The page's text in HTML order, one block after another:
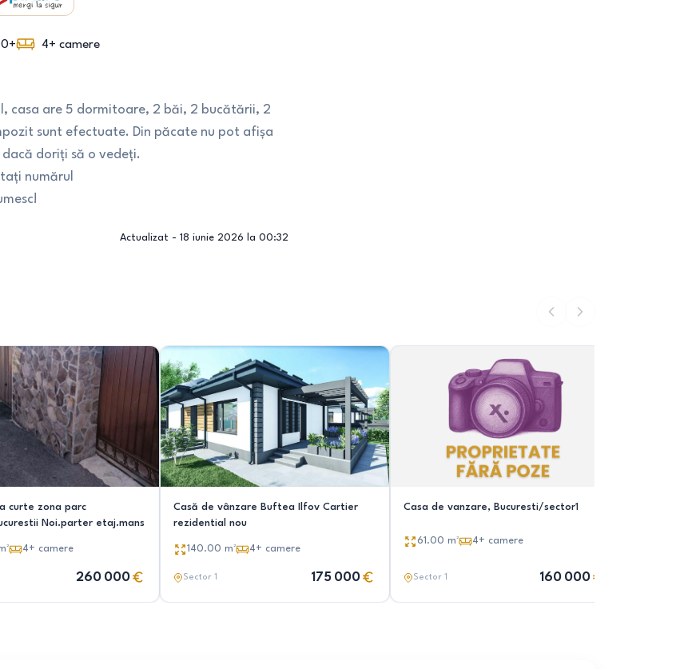
4+ camere
casa are 5 dormitoare, 2 băi, 2 bucătării, 2
sunt efectuate. Din păcate nu pot afișa
doriți să o vedeți.
numărul
Actualizat - 18 iunie 2026 la 00:32
curte zona parc
Noi.parter etaj.mans
4+ camere
260 000
Casă de vânzare Buftea Ilfov Cartier
rezidential nou
140.00 m² 4+ camere
Sector 1 175 000
Casa de vanzare, Bucuresti/sector1
61.00 m² 4+ camere
Sector 1 160 000